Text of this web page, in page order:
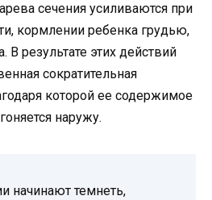
сечения усиливаются при
кормлении ребенка грудью,
В результате этих действий
сократительная
которой ее содержимое
наружу.
начинают темнеть,